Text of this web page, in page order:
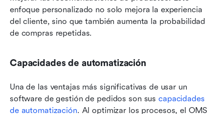
enfoque personalizado no solo mejora la experiencia
del cliente, sino que también aumenta la probabilidad
de compras repetidas.
Capacidades de automatización
Una de las ventajas más significativas de usar un
software de gestión de pedidos son sus capacidades
de automatización. Al optimizar los procesos, el OMS